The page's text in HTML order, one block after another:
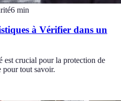
6 min
à Vérifier dans un
est crucial pour la protection de
pour tout savoir.